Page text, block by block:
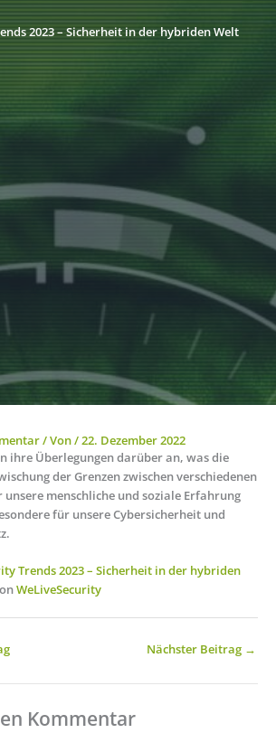
2023 – Sicherheit in der hybriden Welt
/ Von/22. Dezember 2022
ihre Überlegungen darüber an, was die
der Grenzen zwischen verschiedenen
unsere menschliche und soziale Erfahrung
für unsere Cybersicherheit und
Trends 2023 – Sicherheit in der hybriden
WeLiveSecurity
Nächster Beitrag →
Kommentar